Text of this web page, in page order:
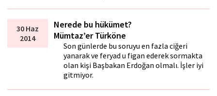
30 Haz
2014
Nerede bu hükümet?
Mümtaz’er Türköne
Son günlerde bu soruyu en fazla ciğeri
yanarak ve feryad u figan ederek sormakta
olan kişi Başbakan Erdoğan olmalı. İşler iyi
gitmiyor.